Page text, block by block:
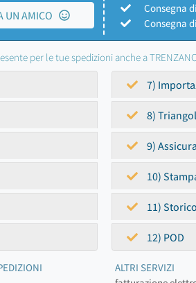
UN AMICO
Consegna
Consegna
per le tue spedizioni anche a
7)
8)
9)
10)
11)
12) POD
ALTRI SERVIZI